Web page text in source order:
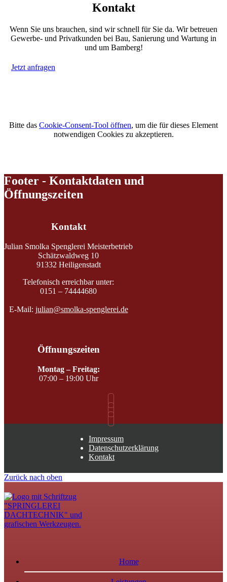
Kontakt
Wenn Sie uns brauchen, sind wir schnell für Sie da. Wir betreuen
Gewerbe- und Privatkunden bei Bau, Sanierung und Wartung in
und um Bamberg!
Jetzt anfragen
Bitte das Cookie-Consent-Tool öffnen, um die für dieses Element
notwendigen Cookies zu akzeptieren.
Footer - Kontaktdaten und
Öffnungszeiten
Kontakt
Julian Smolka Spenglerei Meisterbetrieb
Schätzwaldweg 10
91332 Heiligenstadt
Telefonisch erreichbar unter:
0151 – 74444680
E-Mail: julian@smolka-spenglerei.de
Öffnungszeiten
Montag – Freitag:
07:00 – 19:00 Uhr
Impressum
Datenschutzerklärung
Kontakt
Zurück nach oben
Home